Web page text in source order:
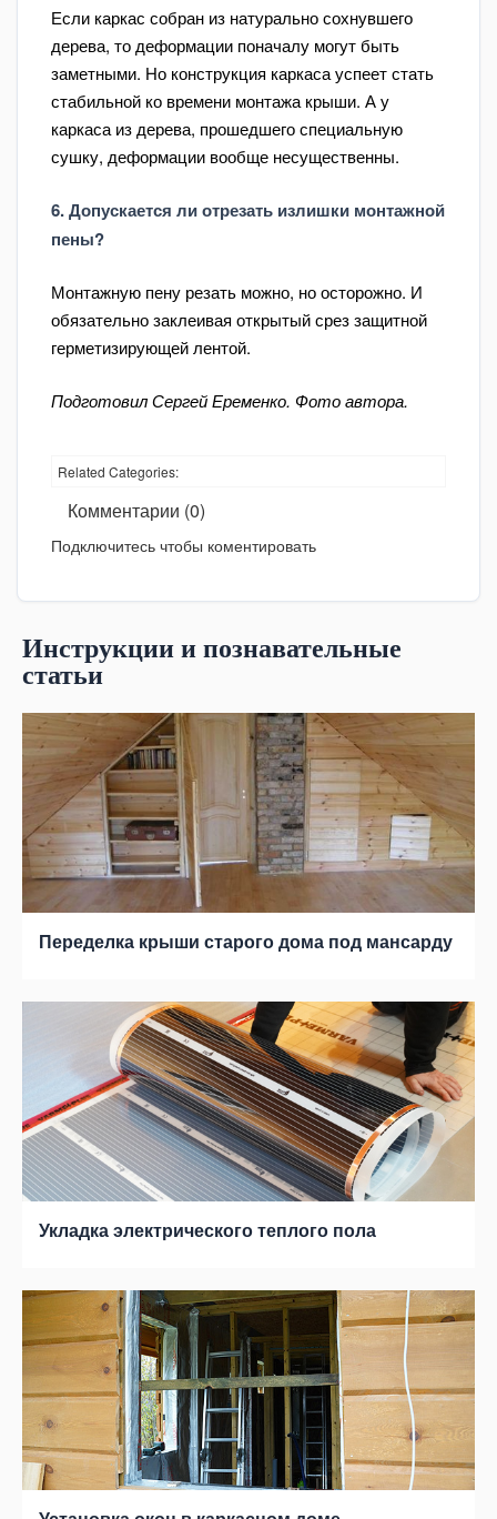
Если каркас собран из натурально сохнувшего
дерева, то деформации поначалу могут быть
заметными. Но конструкция каркаса успеет стать
стабильной ко времени монтажа крыши. А у
каркаса из дерева, прошедшего специальную
сушку, деформации вообще несущественны.
6. Допускается ли отрезать излишки монтажной
пены?
Монтажную пену резать можно, но осторожно. И
обязательно заклеивая открытый срез защитной
герметизирующей лентой.
Подготовил Сергей Еременко. Фото автора.
Related Categories:
Комментарии (0)
Подключитесь чтобы коментировать
Инструкции и познавательные
статьи
Переделка крыши старого дома под мансарду
Укладка электрического теплого пола